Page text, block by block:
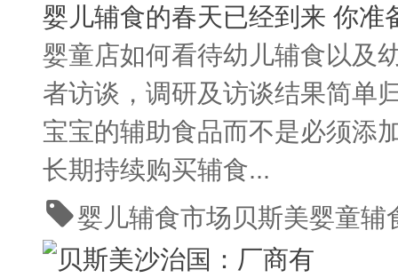
婴儿辅食的春天已经到来 你准
婴童店如何看待幼儿辅食以及
者访谈，调研及访谈结果简单
宝宝的辅助食品而不是必须添
长期持续购买辅食...
婴儿辅食市场 贝斯美婴童辅